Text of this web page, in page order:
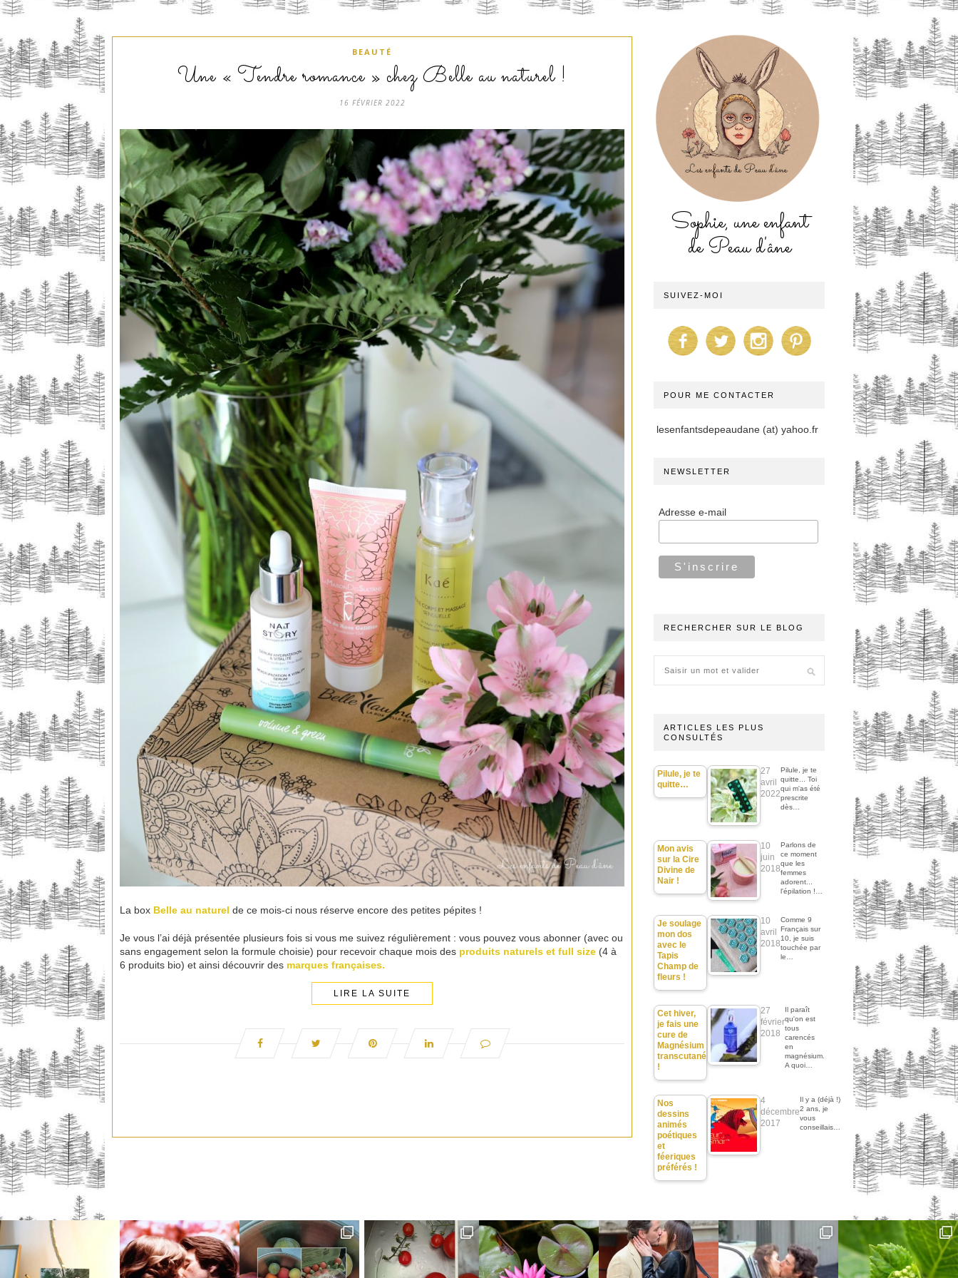
BEAUTÉ
Une « Tendre romance » chez Belle au naturel !
16 FÉVRIER 2022
La box Belle au naturel de ce mois-ci nous réserve encore des petites pépites !
Je vous l’ai déjà présentée plusieurs fois si vous me suivez régulièrement : vous pouvez vous abonner (avec ou
sans engagement selon la formule choisie) pour recevoir chaque mois des produits naturels et full size (4 à
6 produits bio) et ainsi découvrir des marques françaises.
LIRE LA SUITE
Sophie, une enfant
de Peau d'âne
SUIVEZ-MOI
POUR ME CONTACTER
lesenfantsdepeaudane (at) yahoo.fr
NEWSLETTER
Adresse e-mail
RECHERCHER SUR LE BLOG
ARTICLES LES PLUS
CONSULTÉS
Pilule, je te
quitte…
27
avril
2022
Pilule, je te
quitte... Toi
qui m'as été
prescrite
dès…
Mon avis
sur la Cire
Divine de
Nair !
10
juin
2018
Parlons de
ce moment
que les
femmes
adorent...
l'épilation !…
Je soulage
mon dos
avec le
Tapis
Champ de
fleurs !
10
avril
2018
Comme 9
Français sur
10, je suis
touchée par
le…
Cet hiver,
je fais une
cure de
Magnésium
transcutané
!
27
février
2018
Il paraît
qu'on est
tous
carencés
en
magnésium.
A quoi…
Nos
dessins
animés
poétiques
et
féeriques
préférés !
4
décembre
2017
Il y a (déjà !)
2 ans, je
vous
conseillais…